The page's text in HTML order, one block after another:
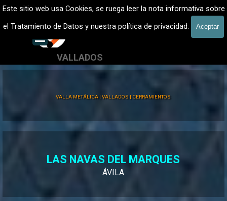
Este sitio web usa Cookies, se ruega leer la nota informativa sobre
el Tratamiento de Datos y nuestra política de privacidad.
Aceptar
Vaya al ContenidoVALLADOS METALICOS MADRID - VALLADO DE FINCAS
Vallados de fincas, Cercados
VALLADOS
601 900 178
VALLA METÁLICA | VALLADOS | CERRAMIENTOS
LAS NAVAS DEL MARQUES
ÁVILA